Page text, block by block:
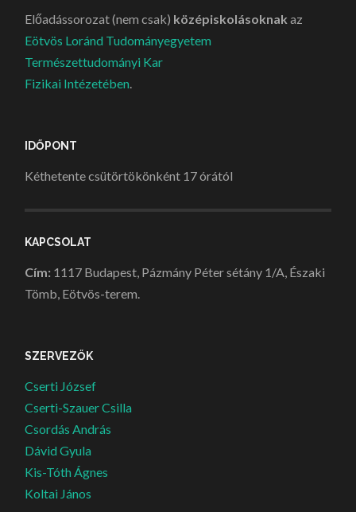
Előadássorozat (nem csak) középiskolásoknak az
Eötvös Loránd Tudományegyetem
Természettudományi Kar
Fizikai Intézetében.
IDŐPONT
Kéthetente csütörtökönként 17 órától
KAPCSOLAT
Cím: 1117 Budapest, Pázmány Péter sétány 1/A, Északi
Tömb, Eötvös-terem.
SZERVEZŐK
Cserti József
Cserti-Szauer Csilla
Csordás András
Dávid Gyula
Kis-Tóth Ágnes
Koltai János